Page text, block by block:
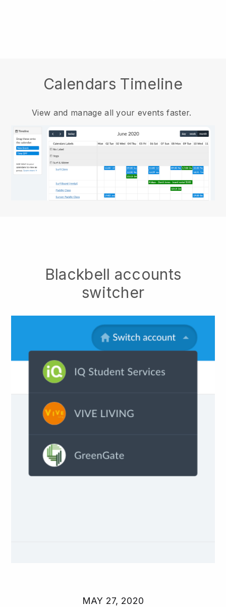
Calendars Timeline
View and manage all your events faster.
Blackbell accounts
switcher
MAY 27, 2020